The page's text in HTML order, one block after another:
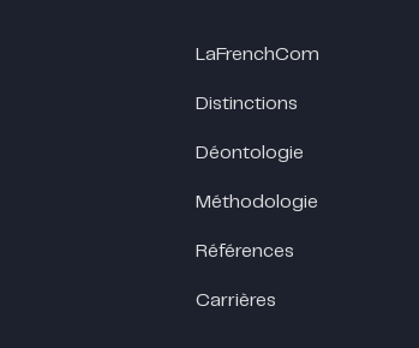
LaFrenchCom
Distinctions
Déontologie
Méthodologie
Références
Carrières